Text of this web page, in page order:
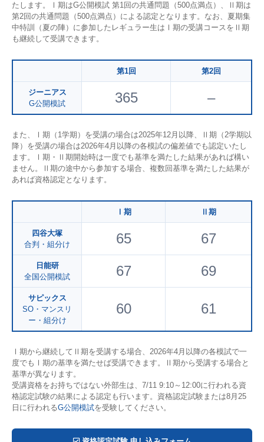
たします。Ⅰ期はG公開模試 第1回の共通問題（500点満点）、Ⅱ期は
第2回の共通問題（500点満点）による認定となります。なお、夏期集
中特訓（夏の陣）に参加したレギュラー生はⅠ期の受講コースをⅡ期
も継続して受講できます。
第1回 第2回
ジーニアス
G公開模試
365 –
また、Ⅰ期（1学期）を受講の場合は2025年12月以降、Ⅱ期（2学期以
降）を受講の場合は2026年4月以降の各模試の偏差値でも認定いたし
ます。Ⅰ期・Ⅱ期開始時は一度でも基準を満たした結果があれば構い
ません。Ⅱ期の途中から参加する場合、複数回基準を満たした結果が
あれば資格認定となります。
Ⅰ期 Ⅱ期
四谷大塚
合判・組分け
65 67
日能研
全国公開模試
67 69
サピックス
SO・マンスリ
ー・組分け
60 61
Ⅰ期から継続してⅡ期を受講する場合、2026年4月以降の各模試で一
度でもⅠ期の基準を満たせば受講できます。Ⅱ期から受講する場合と
基準が異なります。
受講資格をお持ちではない外部生は、7/11 9:10～12:00に行われる資
格認定試験の結果による認定も行います。資格認定試験または8月25
日に行われるG公開模試を受験してください。